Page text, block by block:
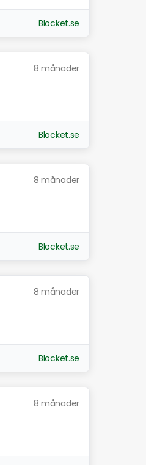
Blocket.se
8 månader
Blocket.se
8 månader
Blocket.se
8 månader
Blocket.se
8 månader